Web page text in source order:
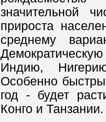
значительной
прироста
среднему
Индию,
Особенно
год - будет
Конго и Танзании.